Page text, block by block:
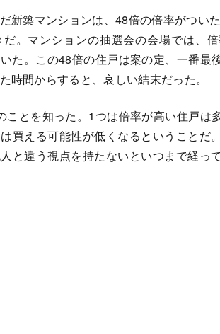
新築マンションは、48倍の倍率がつい
。マンションの抽選会の会場では、
た。この48倍の住戸は案の定、一番最
時間からすると、哀しい結末だった。
とを知った。1つは倍率が高い住戸は
買える可能性が低くなるということだ
と違う視点を持たないといつまで経っ